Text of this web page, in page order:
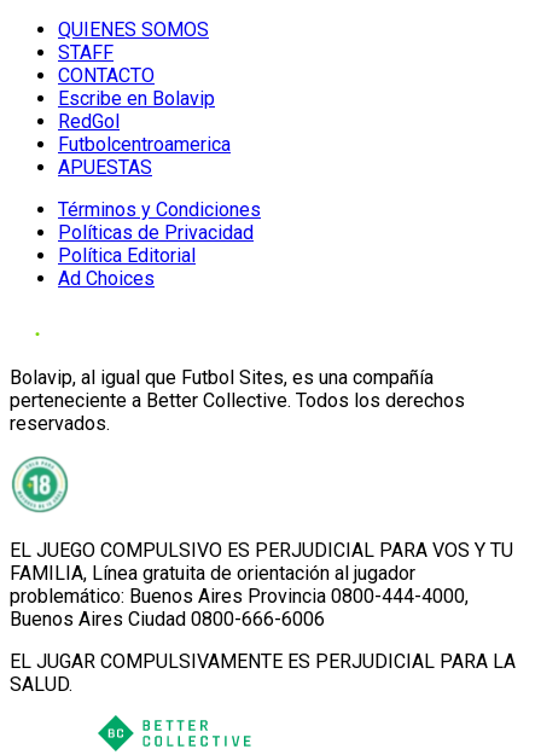
QUIENES SOMOS
STAFF
CONTACTO
Escribe en Bolavip
RedGol
Futbolcentroamerica
APUESTAS
Términos y Condiciones
Políticas de Privacidad
Política Editorial
Ad Choices
Bolavip, al igual que Futbol Sites, es una compañía
perteneciente a Better Collective. Todos los derechos
reservados.
EL JUEGO COMPULSIVO ES PERJUDICIAL PARA VOS Y TU
FAMILIA, Línea gratuita de orientación al jugador
problemático: Buenos Aires Provincia 0800-444-4000,
Buenos Aires Ciudad 0800-666-6006
EL JUGAR COMPULSIVAMENTE ES PERJUDICIAL PARA LA
SALUD.